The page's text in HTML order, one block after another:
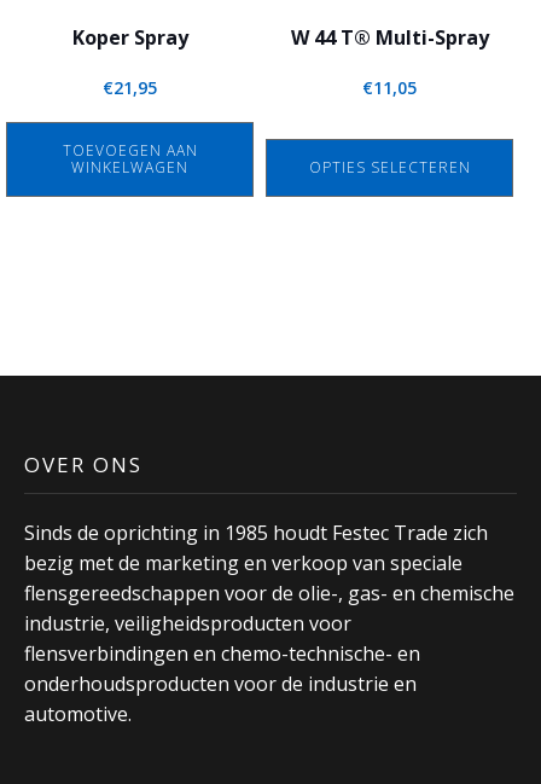
Koper Spray
€21,95
TOEVOEGEN AAN
WINKELWAGEN
W 44 T® Multi-Spray
€11,05
OPTIES SELECTEREN
worden
OVER ONS
Sinds de oprichting in 1985 houdt Festec Trade zich
bezig met de marketing en verkoop van speciale
flensgereedschappen voor de olie-, gas- en chemische
industrie, veiligheidsproducten voor
flensverbindingen en chemo-technische- en
onderhoudsproducten voor de industrie en
automotive.